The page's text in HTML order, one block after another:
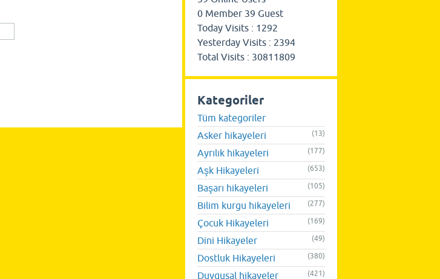
0 Member 39 Guest
Today Visits : 1292
Yesterday Visits : 2394
Total Visits : 30811809
Kategoriler
Tüm kategoriler
Asker hikayeleri
(13)
Ayrılık hikayeleri (177)
Aşk Hikayeleri (653)
Başarı hikayeleri (105)
Bilim kurgu hikayeleri (277)
Çocuk Hikayeleri (169)
Dini Hikayeler (49)
Dostluk Hikayeleri (380)
Duygusal hikayeler (421)